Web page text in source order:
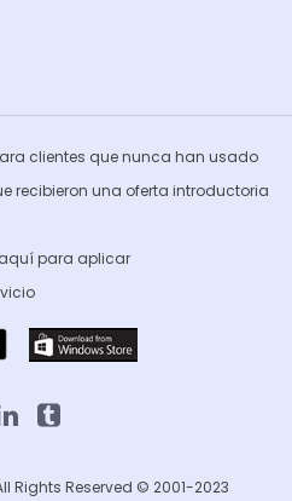
clientes que nunca han usado
recibieron una oferta introductoria
aquí para aplicar
All Rights Reserved © 2001-2023